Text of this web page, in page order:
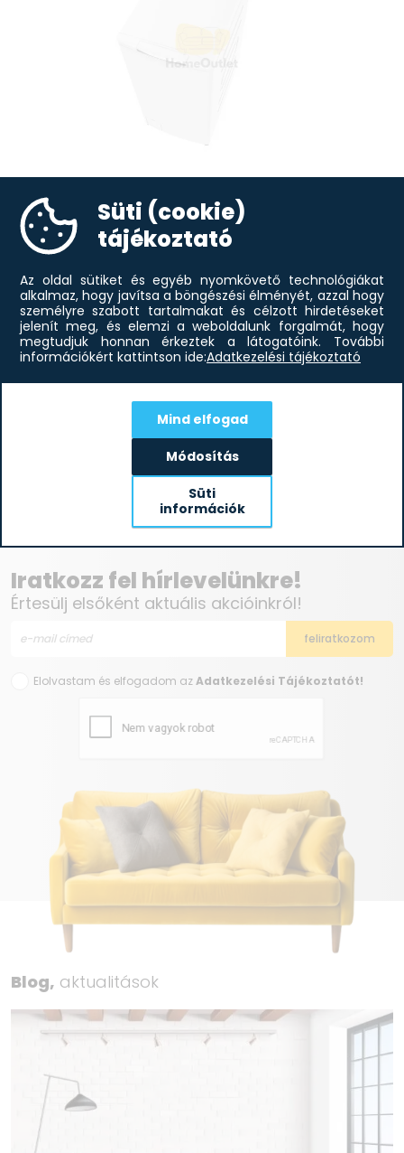
Gaba GMW-612CTL felültöltős
mosógép
143 620
Iratkozz fel hírlevelünkre!
Értesülj elsőként aktuális akcióinkról!
Elolvastam és elfogadom azAdatkezelési Tájékoztatót!
Blog, aktualitások
Süti (cookie)
tájékoztató
Az oldal sütiket és egyéb nyomkövető technológiákat
alkalmaz, hogy javítsa a böngészési élményét, azzal hogy
személyre szabott tartalmakat és célzott hirdetéseket
jelenít meg, és elemzi a weboldalunk forgalmát, hogy
megtudjuk honnan érkeztek a látogatóink.
További
információkért kattintson ide:Adatkezelési tájékoztató
Mind elfogad
Módosítás
Süti
információk